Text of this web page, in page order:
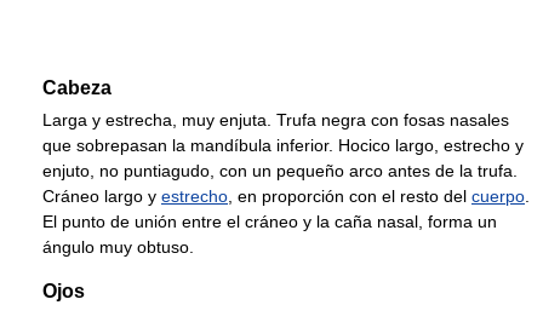
Cabeza
Larga y estrecha, muy enjuta. Trufa negra con fosas nasales
que sobrepasan la mandíbula inferior. Hocico largo, estrecho y
enjuto, no puntiagudo, con un pequeño arco antes de la trufa.
Cráneo largo y estrecho , en proporción con el resto del cuerpo
El punto de unión entre el cráneo y la caña nasal, forma un
ángulo muy obtuso.
Ojos